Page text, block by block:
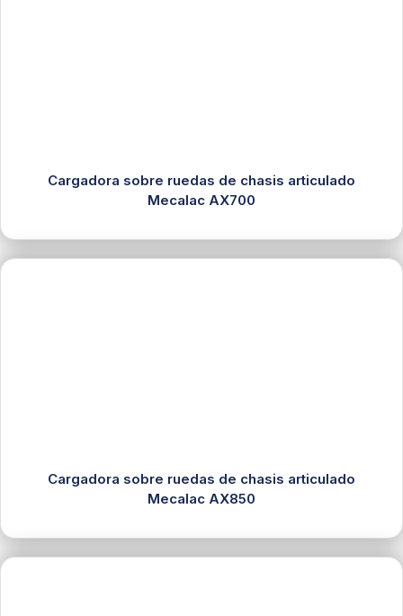
Cargadora sobre ruedas de chasis articulado
Mecalac AX700
Cargadora sobre ruedas de chasis articulado
Mecalac AX850